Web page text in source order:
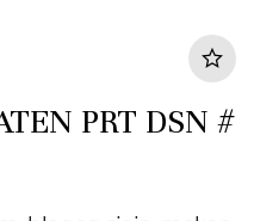
PRT DSN #